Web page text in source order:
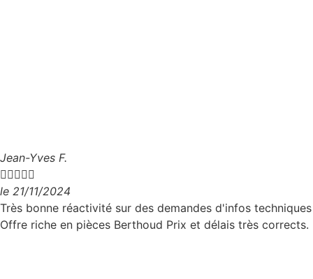
Jean-Yves F.

le 21/11/2024
Très bonne réactivité sur des demandes d'infos techniques
Offre riche en pièces Berthoud Prix et délais très corrects.